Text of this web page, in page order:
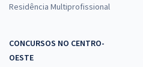
Residência Multiprofissional
CONCURSOS NO CENTRO-
OESTE